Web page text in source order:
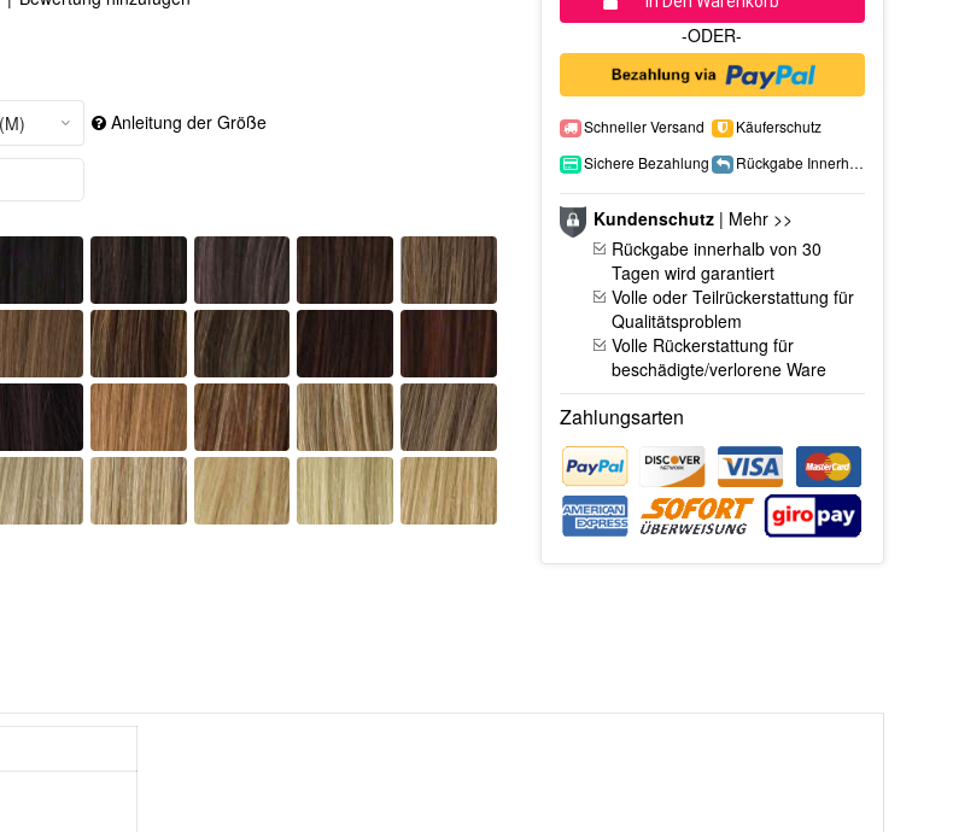
Anleitung der Größe
-ODER-
Schneller Versand
Käuferschutz
Sichere Bezahlung
Rückgabe Innerhalb 15 Tage
Kundenschutz| Mehr >>
Rückgabe innerhalb von 30
Tagen wird garantiert
Volle oder Teilrückerstattung für
Qualitätsproblem
Volle Rückerstattung für
beschädigte/verlorene Ware
Zahlungsarten